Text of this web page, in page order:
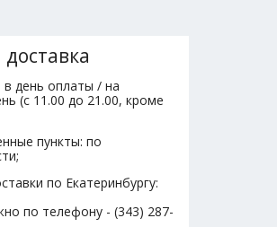
в день оплаты / на
(с 11.00 до 21.00, кроме
пункты: по
по Екатеринбургу:
по телефону - (343) 287-